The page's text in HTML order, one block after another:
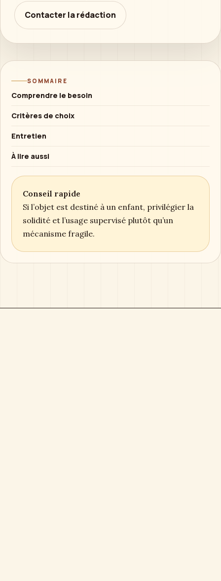
Contacter la rédaction
SOMMAIRE
Comprendre le besoin
Critères de choix
Entretien
À lire aussi
Conseil rapide
Si l’objet est destiné à un enfant, privilégier la
solidité et l’usage supervisé plutôt qu’un
mécanisme fragile.